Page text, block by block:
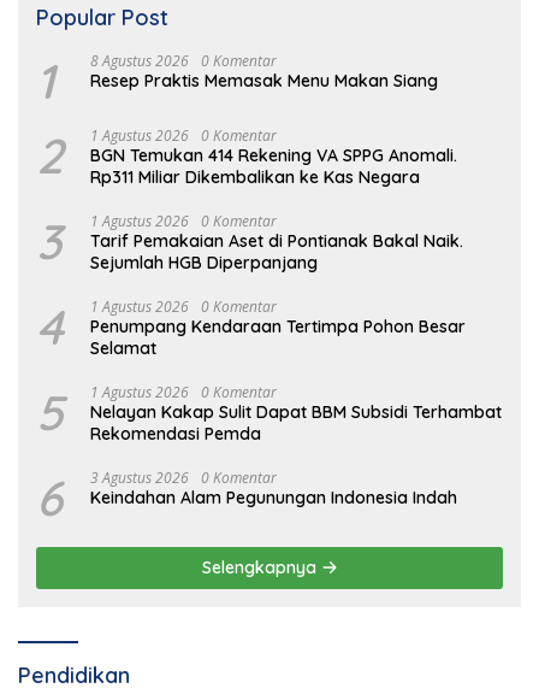
Popular Post
1 8 Agustus 2026 0 Komentar
Resep Praktis Memasak Menu Makan Siang
2 1 Agustus 2026 0 Komentar
BGN Temukan 414 Rekening VA SPPG Anomali.
Rp311 Miliar Dikembalikan ke Kas Negara
3 1 Agustus 2026 0 Komentar
Tarif Pemakaian Aset di Pontianak Bakal Naik.
Sejumlah HGB Diperpanjang
4 1 Agustus 2026 0 Komentar
Penumpang Kendaraan Tertimpa Pohon Besar
Selamat
5 1 Agustus 2026 0 Komentar
Nelayan Kakap Sulit Dapat BBM Subsidi Terhambat
Rekomendasi Pemda
6 3 Agustus 2026 0 Komentar
Keindahan Alam Pegunungan Indonesia Indah
Selengkapnya
Pendidikan